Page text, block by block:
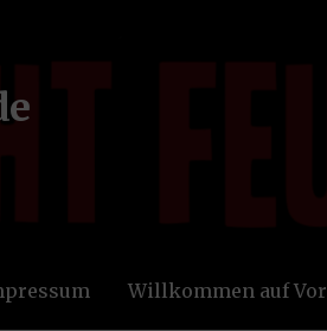
Willkommen auf